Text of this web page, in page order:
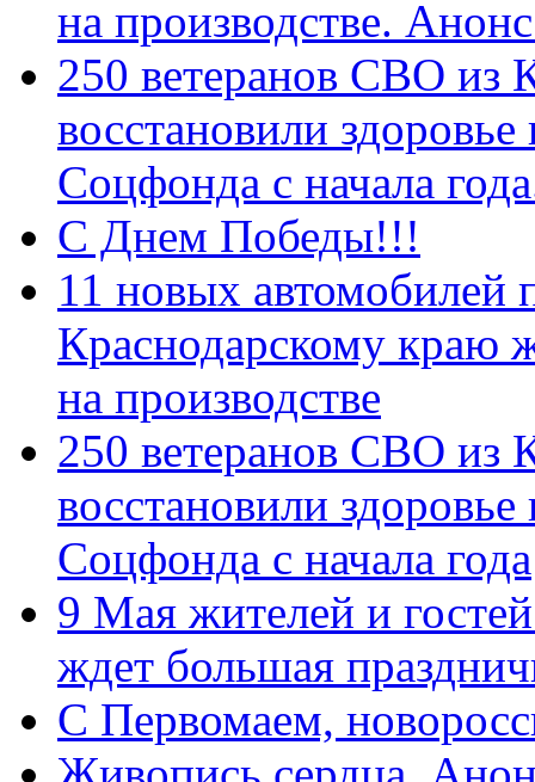
на производстве.
250 ветеранов СВО из
восстановили
Соцфонда с начала
С Днем Победы!!!
11 новых автомобилей
Краснодарскому краю
на производстве
250 ветеранов СВО из
восстановили
Соцфонда с начала года
9 Мая жителей и
ждет большая
C Первомаем,